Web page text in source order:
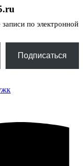
по электронной
Подписаться
жк